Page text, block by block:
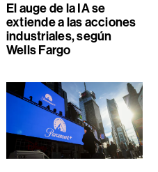
El auge de la IA se
extiende a las acciones
industriales, según
Wells Fargo